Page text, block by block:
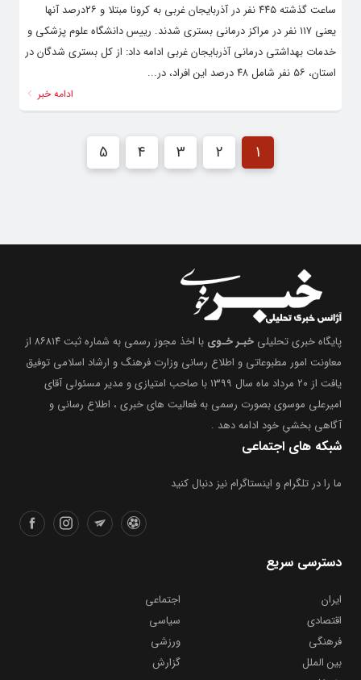
ساعت گذشته ۴۴۵ نفر در آذربایجان غربی به کرونا مبتلا و ۲۶درصد آنها
یعنی ۱۱۷ نفر در مراکز درمانی بستری شدند. رییس دانشگاه علوم پزشکی و
خدمات بهداشتی درمانی آذربایجان غربی ادامه داد: از کل بستری شدگان در
استان، ۵۶ نفر شامل ۴۸ درصد این افراد، در...
ادامه خبر
1
2
3
4
5
پایگاه خبری تحلیلی خبـر خـوی
با اخذ مجوز رسمی به شماره ثبت ۸۶۸۱۴ از
معاونت امور مطبوعاتی و اطلاع رسانی وزارت فرهنگ و ارشاد اسلامی توفیق
یافت از ۲۰ مرداد ماه سال ۱۳۹۹ با صاحب امتیازی و مدیر مسئولی آقای
امیرعلی موسوی بصورت رسمی به فعالیت های خبری ، اطلاع رسانی و
آگاهی بخشیِ خود ادامه دهد .
شبکه های اجتماعی
ما را در تلگرام و اینستاگرام نیز دنبال کنید
دسترسی سریع
ایران
اجتماعی
اقتصادی
سیاسی
فرهنگی
ورزشی
بین الملل
گزارش